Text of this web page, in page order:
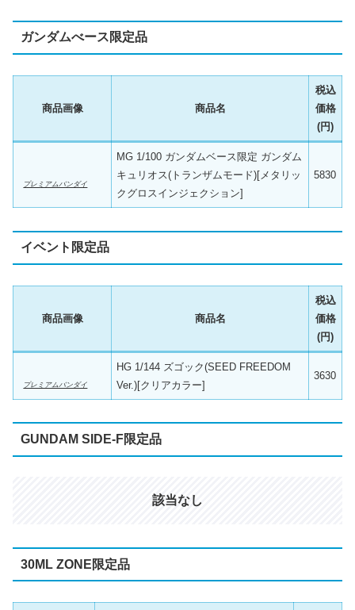
ガンダムべース限定品
商品画像 商品名
税込
価格
(円)
プレミアムバンダイ
MG 1/100 ガンダムベース限定 ガンダム
キュリオス(トランザムモード)[メタリッ
クグロスインジェクション]
5830
イベント限定品
商品画像 商品名
税込
価格
(円)
プレミアムバンダイ
HG 1/144 ズゴック(SEED FREEDOM
Ver.)[クリアカラー]
3630
GUNDAM SIDE-F限定品
該当なし
30ML ZONE限定品